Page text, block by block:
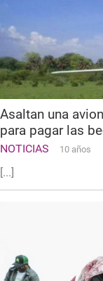
Asaltan una
para pagar las
NOTICIAS 10 años
[...]